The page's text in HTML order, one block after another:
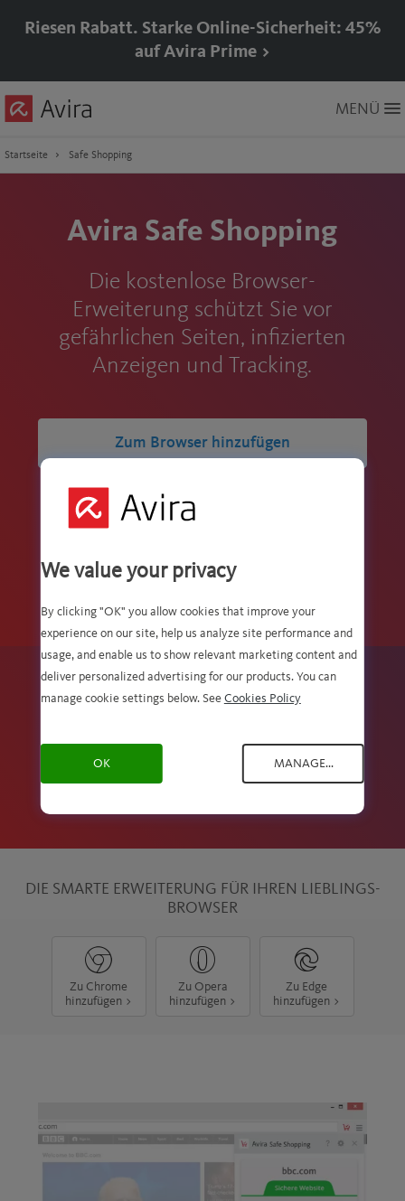
Riesen Rabatt. Starke Online-Sicherheit: 45%
auf Avira Prime >
to
Content
MENÜ
Startseite Safe Shopping
Avira Safe Shopping
Die kostenlose Browser-
Erweiterung schützt Sie vor
gefährlichen Seiten, infizierten
Anzeigen und Tracking.
Zum Browser hinzufügen
3.4
STORE
Wir schützen Ihre Daten, anstatt
DIE SMARTE ERWEITERUNG FÜR IHREN LIEBLINGS-
BROWSER
Zu Chrome
hinzufügen >
Zu Opera
hinzufügen >
Zu Edge
hinzufügen >
We value your privacy
By clicking "OK" you allow cookies that improve your
experience on our site, help us analyze site performance and
usage, and enable us to show relevant marketing content and
deliver personalized advertising for our products. You can
manage cookie settings below. See Cookies Policy
OK MANAGE...